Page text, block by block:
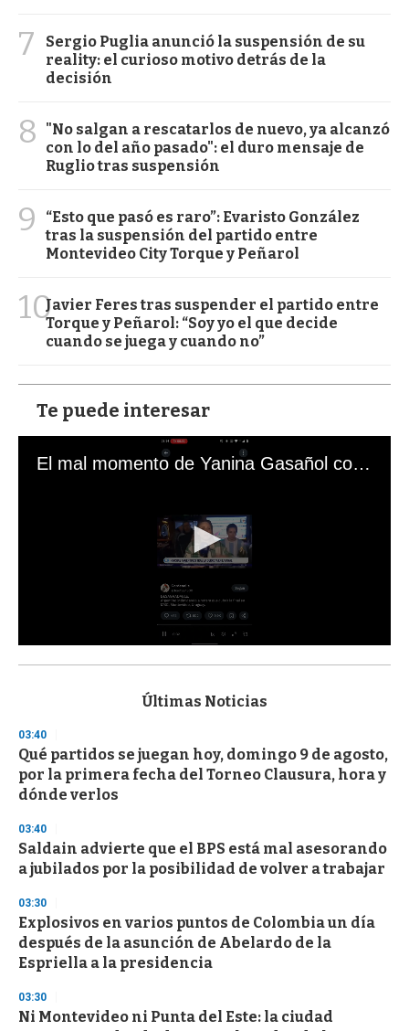
7
Sergio Puglia anunció la suspensión de su
reality: el curioso motivo detrás de la
decisión
8
"No salgan a rescatarlos de nuevo, ya alcanzó
con lo del año pasado": el duro mensaje de
Ruglio tras suspensión
9
“Esto que pasó es raro”: Evaristo González
tras la suspensión del partido entre
Montevideo City Torque y Peñarol
10Javier Feres tras suspender el partido entre
Torque y Peñarol: “Soy yo el que decide
cuando se juega y cuando no”
Te puede interesar
El mal momento de Yanina Gasañol con un hincha argentino en "Subrayado"
s
d
s
o
f
3
s
e
c
o
d
s
Últimas Noticias
03:40
Qué partidos se juegan hoy, domingo 9 de agosto,
por la primera fecha del Torneo Clausura, hora y
dónde verlos
03:40
Saldain advierte que el BPS está mal asesorando
a jubilados por la posibilidad de volver a trabajar
03:30
Explosivos en varios puntos de Colombia un día
después de la asunción de Abelardo de la
Espriella a la presidencia
03:30
Ni Montevideo ni Punta del Este: la ciudad